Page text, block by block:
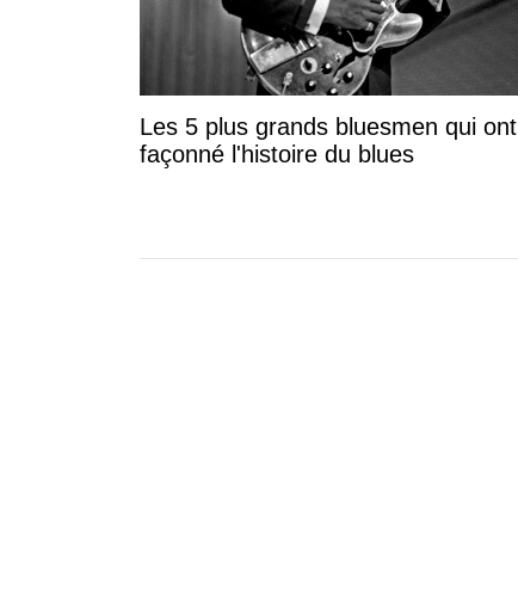
Les 5 plus grands bluesmen qui ont
façonné l'histoire du blues